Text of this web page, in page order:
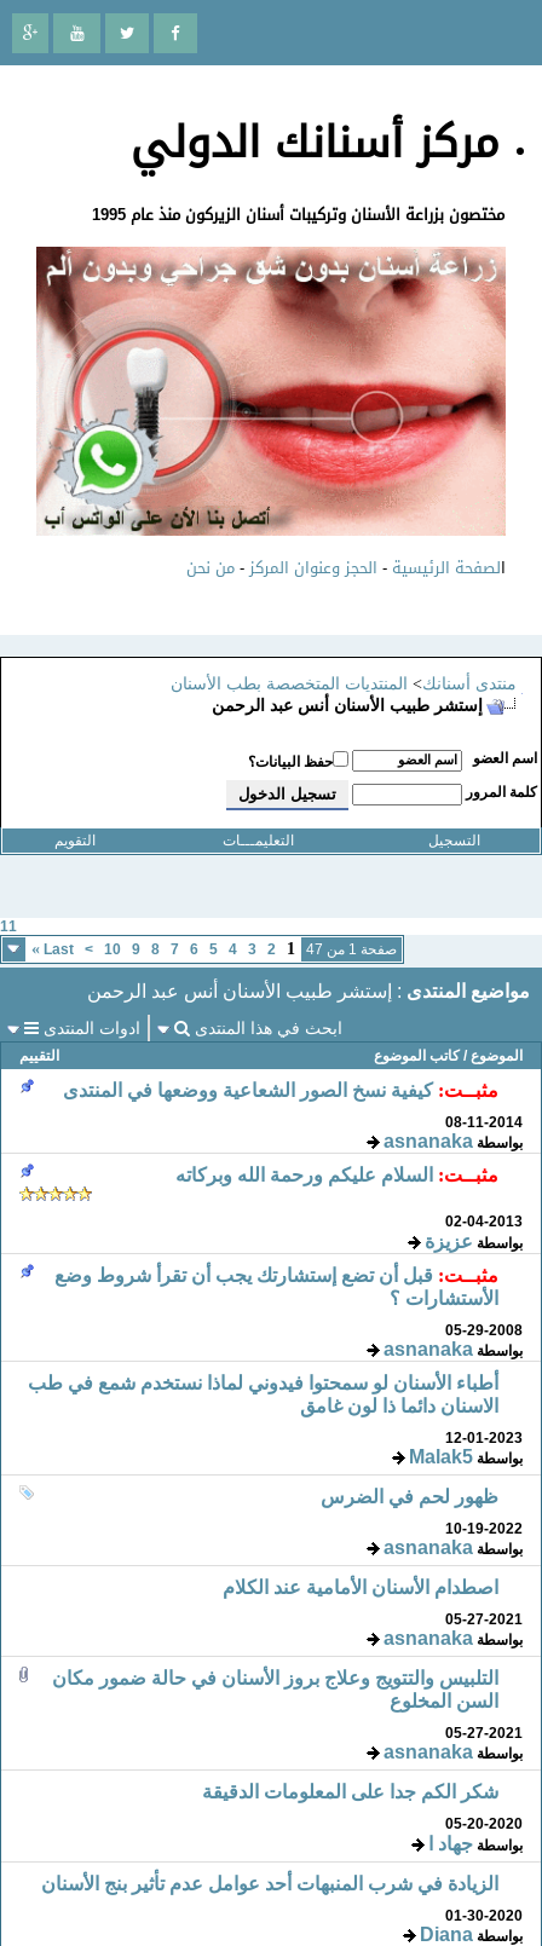
مركز أسنانك الدولي
مختصون بزراعة الأسنان وتركيبات أسنان الزيركون منذ عام 1995
لصفحة الرئيسية-الحجز وعنوان المركز-من نحن
منتدى أسنانك>المنتديات المتخصصة بطب الأسنان
إستشر طبيب الأسنان أنس عبد الرحمن
العضو
حفظ البيانات؟
المرور
التسجيل التعليمـــات التقويم
11
صفحة 1 من 47
2
3
4
5
6
7
8
9
10
>
Last
»
مواضيع المنتدى: إستشر طبيب الأسنان أنس عبد الرحمن
ادوات المنتدى ابحث في هذا المنتدى
التقييم الموضوع/ كاتب الموضوع
مثبــت: كيفية نسخ الصور الشعاعية ووضعها في المنتدى
08-11-2014
بواسطةasnanaka
مثبــت: السلام عليكم ورحمة الله وبركاته
02-04-2013
بواسطةعزيزة
مثبــت: قبل أن تضع إستشارتك يجب أن تقرأ شروط وضع
الأستشارات ؟
05-29-2008
بواسطةasnanaka
أطباء الأسنان لو سمحتوا فيدوني لماذا نستخدم شمع في طب
الاسنان دائما ذا لون غامق
12-01-2023
بواسطةMalak5
ظهور لحم في الضرس
10-19-2022
بواسطةasnanaka
اصطدام الأسنان الأمامية عند الكلام
05-27-2021
بواسطةasnanaka
التلبيس والتتويج وعلاج بروز الأسنان في حالة ضمور مكان
السن المخلوع
05-27-2021
بواسطةasnanaka
شكر الكم جدا على المعلومات الدقيقة
05-20-2020
بواسطةجهاد ا
الزيادة في شرب المنبهات أحد عوامل عدم تأثير بنج الأسنان
01-30-2020
بواسطةDiana